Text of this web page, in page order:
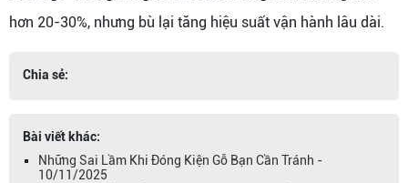
hơn 20-30%, nhưng bù lại tăng hiệu suất vận hành lâu dài.
Chia sẻ:
Bài viết khác:
Những Sai Lầm Khi Đóng Kiện Gỗ Bạn Cần Tránh -
10/11/2025